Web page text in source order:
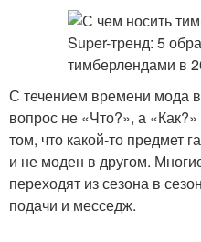
С течением времени мода
вопрос не «Что?», а
том, что какой-то предмет
и не моден в другом.
переходят из сезона в
подачи и месседж.